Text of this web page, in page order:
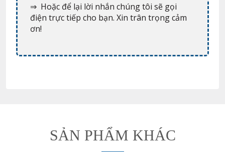
⇒ Hoặc để lại lời nhắn chúng tôi sẽ gọi
điện trực tiếp cho bạn. Xin trân trọng cảm
ơn!
SẢN PHẨM KHÁC